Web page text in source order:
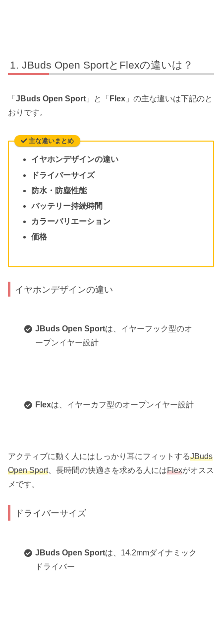
JBuds Open SportとFlexの違いは？
「 JBuds Open Sport 」と「 Flex 」の主な違いは下記のと
おりです。
主な違いまとめ
イヤホンデザインの違い
ドライバーサイズ
防水・防塵性能
バッテリー持続時間
カラーバリエーション
価格
イヤホンデザインの違い
JBuds Open Sportは、イヤーフック型のオ
ープンイヤー設計
Flexは、イヤーカフ型のオープンイヤー設計
アクティブに動く人にはしっかり耳にフィットするJBuds
Open Sport、長時間の快適さを求める人にはFlexがオスス
メです。
ドライバーサイズ
JBuds Open Sportは、14.2mmダイナミック
ドライバー